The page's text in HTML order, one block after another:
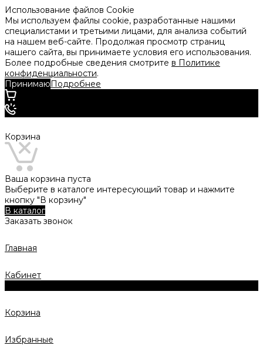
Использование файлов Cookie
Мы используем файлы cookie, разработанные нашими
специалистами и третьими лицами, для анализа событий
на нашем веб-сайте. Продолжая просмотр страниц
нашего сайта, вы принимаете условия его использования.
Более подробные сведения смотрите в Политике
конфиденциальности.
ПринимаюПодробнее
Корзина
Ваша корзина пуста
Выберите в каталоге интересующий товар и нажмите
кнопку "В корзину"
В каталог
Заказать звонок
Главная
Кабинет
Корзина
Избранные